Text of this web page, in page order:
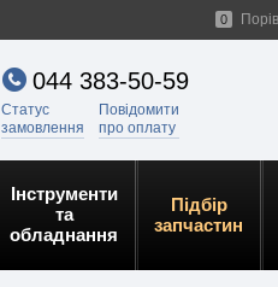
0
044 383-50-59
Статус
замовлення
Повідомити
про оплату
Інструменти
та
обладнання
Підбір
запчастин